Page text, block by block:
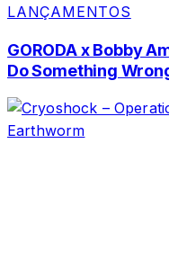
LANÇAMENTOS
GORODA x Bobby
Do Something